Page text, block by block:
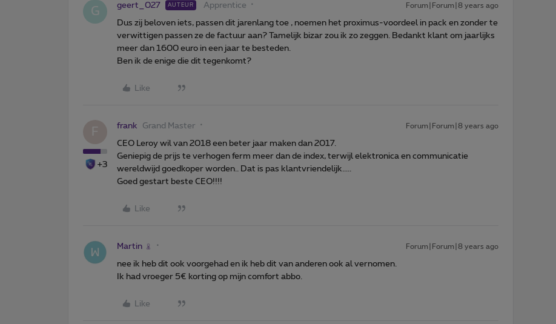
G geert_027 AUTEUR Apprentice Forum|Forum|8 years ago
Dus zij beloven iets, passen dit jarenlang toe , noemen het proximus-voordeel in pack en zonder te
verwittigen passen ze de factuur aan? Tamelijk bizar zou ik zo zeggen. Bedankt klant om jaarlijks
meer dan 1600 euro in een jaar te besteden.
Ben ik de enige die dit tegenkomt?
Like
F
+3
frank Grand Master Forum|Forum|8 years ago
CEO Leroy wil van 2018 een beter jaar maken dan 2017.
Geniepig de prijs te verhogen ferm meer dan de index, terwijl elektronica en communicatie
wereldwijd goedkoper worden.. Dat is pas klantvriendelijk.....
Goed gestart beste CEO!!!!
Like
Martin Forum|Forum|8 years ago
nee ik heb dit ook voorgehad en ik heb dit van anderen ook al vernomen.
Ik had vroeger 5€ korting op mijn comfort abbo.
Like